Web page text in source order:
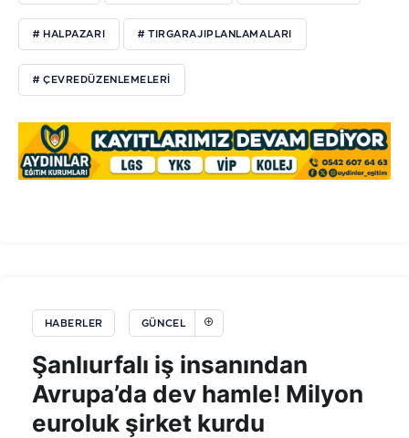
# HALPAZARI # TIRGARAJIPLANLAMALARI
# ÇEVREDÜZENLEMELERI
HABERLER GÜNCEL
Şanlıurfalı iş insanından
Avrupa’da dev hamle! Milyon
euroluk şirket kurdu